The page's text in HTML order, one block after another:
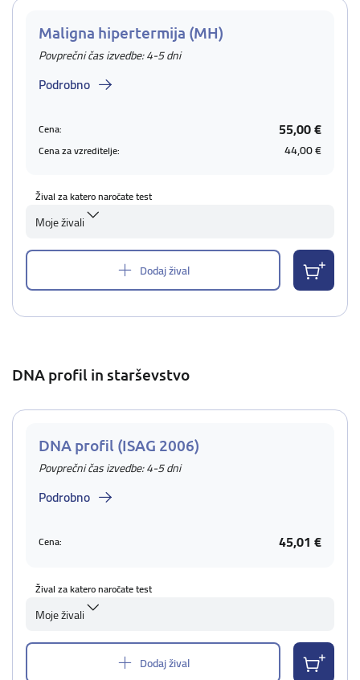
Maligna hipertermija (MH)
Povprečni čas izvedbe: 4-5 dni
Podrobno
Cena: 55,00 €
Cena za vzreditelje: 44,00 €
Žival za katero naročate test
Moje živali
Dodaj žival
DNA profil in starševstvo
DNA profil (ISAG 2006)
Povprečni čas izvedbe: 4-5 dni
Podrobno
Cena: 45,01 €
Žival za katero naročate test
Moje živali
Dodaj žival